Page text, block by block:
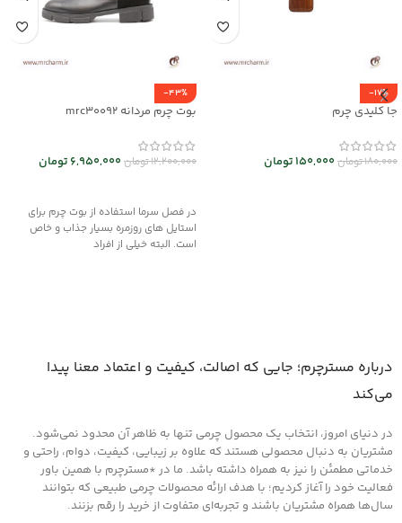
-17%
جا کلیدی چرم
180,000تومان150,000تومان
-43%
بوت چرم مردانه mrc30092
12,200,000تومان6,950,000 تومان
در فصل سرما استفاده از بوت چرم برای
استایل های روزمره بسیار جذاب و خاص
است. البته خیلی از افراد
درباره مسترچرم؛ جایی که اصالت، کیفیت و اعتماد معنا پیدا
می‌کند
در دنیای امروز، انتخاب یک محصول چرمی تنها به ظاهر آن محدود نمی‌شود.
مشتریان به دنبال محصولی هستند که علاوه بر زیبایی، کیفیت، دوام، راحتی و
خدماتی مطمئن را نیز به همراه داشته باشد. ما در *مسترچرم با همین باور
فعالیت خود را آغاز کردیم؛ با هدف ارائه محصولات چرمی طبیعی که بتوانند
سال‌ها همراه مشتریان باشند و تجربه‌ای متفاوت از خرید را رقم بزنند.